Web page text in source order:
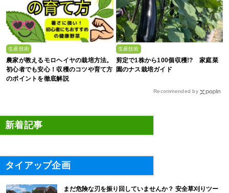
生産技術
農家が教えるモロヘイヤの栽培方法。
初心者でも安心！収穫のコツや育て方
のポイントを徹底解説
生産技術
剪定で1株から100個収穫!? 家庭菜
園のナス栽培ガイド
Recommended by
新着記事
タイアップ企画
まだ危険な刃を振り回していませんか？ 安全草刈りツー